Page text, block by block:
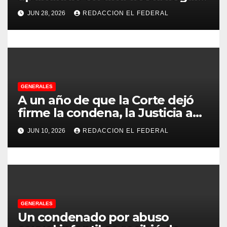
n
a
d
a
s
con más de 500 asistentes en
Chilecito
JUN 28, 2026 REDACCION EL FEDERAL
GENERALES
A un año de que la Corte dejó
firme la condena, la Justicia aún
no pudo decomisarle ni un peso
a CFK
JUN 10, 2026 REDACCION EL FEDERAL
GENERALES
Un condenado por abuso